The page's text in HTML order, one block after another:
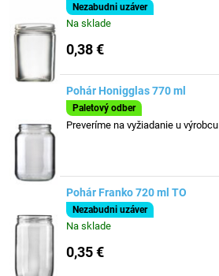
Nezabudni uzáver
Na sklade
0,38 €
Pohár Honigglas 770 ml
Paletový odber
Preveríme na vyžiadanie u výrobcu
Pohár Franko 720 ml TO
Nezabudni uzáver
Na sklade
0,35 €